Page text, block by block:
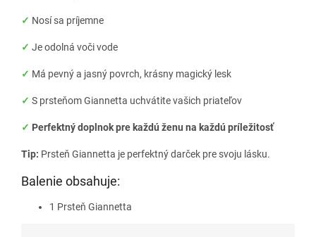
✓ Nosí sa príjemne
✓ Je odolná voči vode
✓ Má pevný a jasný povrch, krásny magický lesk
✓ S prsteňom Giannetta uchvátite vašich priateľov
✓ Perfektný doplnok pre každú ženu na každú príležitosť
Tip: Prsteň Giannetta je perfektný darček pre svoju lásku.
Balenie obsahuje:
1 Prsteň Giannetta